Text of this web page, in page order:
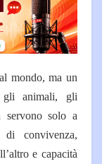
mondo, ma un
gli animali, gli
solo a
convivenza,
e capacità